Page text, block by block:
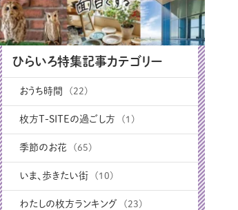
ひらいろ特集記事カテゴリー
おうち時間 (22)
枚方T-SITEの過ごし方 (1)
季節のお花 (65)
いま、歩きたい街 (10)
わたしの枚方ランキング (23)